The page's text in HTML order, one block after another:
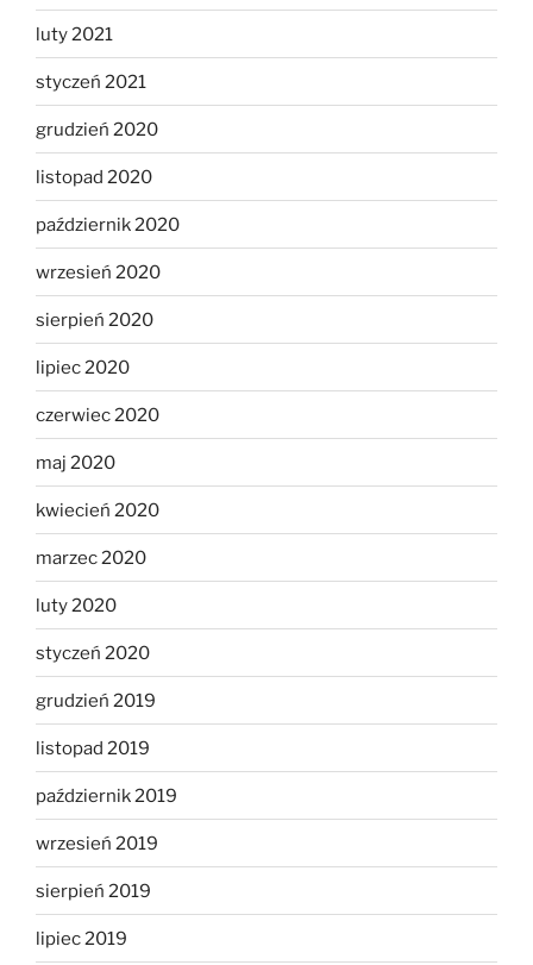
luty 2021
styczeń 2021
grudzień 2020
listopad 2020
październik 2020
wrzesień 2020
sierpień 2020
lipiec 2020
czerwiec 2020
maj 2020
kwiecień 2020
marzec 2020
luty 2020
styczeń 2020
grudzień 2019
listopad 2019
październik 2019
wrzesień 2019
sierpień 2019
lipiec 2019